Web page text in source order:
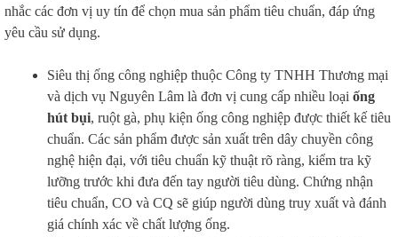
nhắc các đơn vị uy tín để chọn mua sản phẩm tiêu chuẩn, đáp ứng
yêu cầu sử dụng.
Siêu thị ống công nghiệp thuộc Công ty TNHH Thương mại
và dịch vụ Nguyên Lâm là đơn vị cung cấp nhiều loại ống
hút bụi, ruột gà, phụ kiện ống công nghiệp được thiết kế tiêu
chuẩn. Các sản phẩm được sản xuất trên dây chuyền công
nghệ hiện đại, với tiêu chuẩn kỹ thuật rõ ràng, kiểm tra kỹ
lưỡng trước khi đưa đến tay người tiêu dùng. Chứng nhận
tiêu chuẩn, CO và CQ sẽ giúp người dùng truy xuất và đánh
giá chính xác về chất lượng ống.